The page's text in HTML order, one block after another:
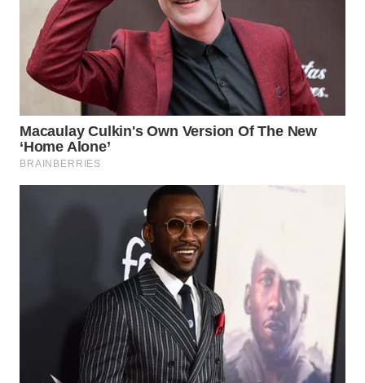
WN
DEPOK
WN
TAPANULI
UTARA
SUMEDANG
WN